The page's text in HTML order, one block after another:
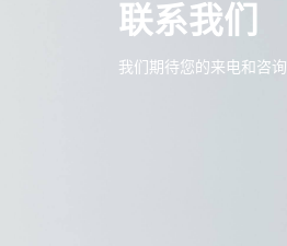
联系我们
我们期待您的来电和咨询